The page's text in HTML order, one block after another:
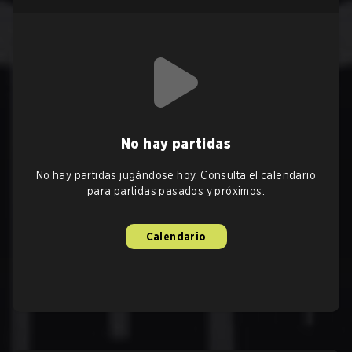
No hay partidas
No hay partidas jugándose hoy. Consulta el calendario
para partidas pasados y próximos.
Calendario